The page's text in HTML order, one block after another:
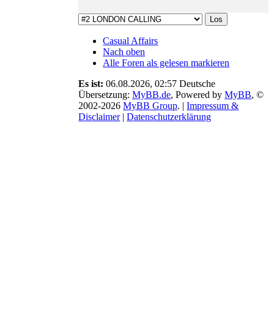
bringen
ebenso
Änderungen
zu den
Archivierungen
und Credits
mit. Ebenso
ist der
Aufnahmestopp
beendet und
Casual Affairs
Nach oben
Alle Foren als gelesen markieren
Es ist: 06.08.2026, 02:57 Deutsche
Übersetzung:MyBB.de, Powered by MyBB, ©
2002-2026MyBB Group. |Impressum &
Disclaimer|Datenschutzerklärung